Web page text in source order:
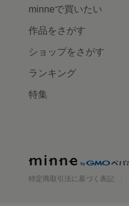
minneで買いたい
作品をさがす
ショップをさがす
ランキング
特集
特定商取引法に基づく表記